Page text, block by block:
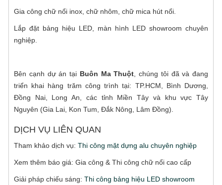
Gia công chữ nổi inox, chữ nhôm, chữ mica hút nổi.
Lắp đặt bảng hiệu LED, màn hình LED showroom chuyên
nghiệp.
Bên cạnh dự án tại Buôn Ma Thuột , chúng tôi đã và đang
triển khai hàng trăm công trình tại: TP.HCM, Bình Dương,
Đồng Nai, Long An, các tỉnh Miền Tây và khu vực Tây
Nguyên (Gia Lai, Kon Tum, Đắk Nông, Lâm Đồng).
DỊCH VỤ LIÊN QUAN
Tham khảo dịch vụ: Thi công mặt dựng alu chuyên nghiệp
Xem thêm báo giá: Gia công & Thi công chữ nổi cao cấp
Giải pháp chiếu sáng: Thi công bảng hiệu LED showroom